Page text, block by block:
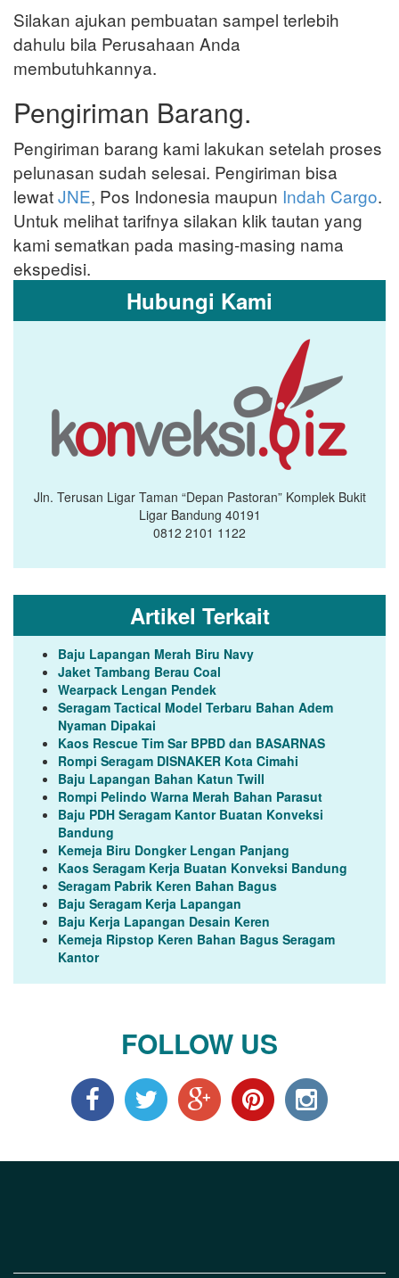
Silakan ajukan pembuatan sampel terlebih
dahulu bila Perusahaan Anda
membutuhkannya.
Pengiriman Barang.
Pengiriman barang kami lakukan setelah proses
pelunasan sudah selesai. Pengiriman bisa
lewatJNE, Pos Indonesia maupun Indah Cargo.
Untuk melihat tarifnya silakan klik tautan yang
kami sematkan pada masing-masing nama
ekspedisi.
Hubungi Kami
Jln. Terusan Ligar Taman “Depan Pastoran” Komplek Bukit
Ligar Bandung 40191
0812 2101 1122
Artikel Terkait
Baju Lapangan Merah Biru Navy
Jaket Tambang Berau Coal
Wearpack Lengan Pendek
Seragam Tactical Model Terbaru Bahan Adem
Nyaman Dipakai
Kaos Rescue Tim Sar BPBD dan BASARNAS
Rompi Seragam DISNAKER Kota Cimahi
Baju Lapangan Bahan Katun Twill
Rompi Pelindo Warna Merah Bahan Parasut
Baju PDH Seragam Kantor Buatan Konveksi
Bandung
Kemeja Biru Dongker Lengan Panjang
Kaos Seragam Kerja Buatan Konveksi Bandung
Seragam Pabrik Keren Bahan Bagus
Baju Seragam Kerja Lapangan
Baju Kerja Lapangan Desain Keren
Kemeja Ripstop Keren Bahan Bagus Seragam
Kantor
FOLLOW US